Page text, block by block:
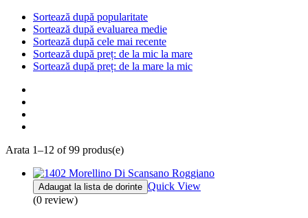
Sortează după popularitate
Sortează după evaluarea medie
Sortează după cele mai recente
Sortează după preț: de la mic la mare
Sortează după preț: de la mare la mic
Arata 1–12 of 99 produs(e)
Adaugat la lista de dorinte Quick View
(0 review)